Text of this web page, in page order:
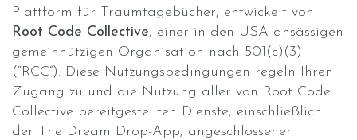
Plattform für Traumtagebücher, entwickelt von
Root Code Collective, einer in den USA ansässigen
gemeinnützigen Organisation nach 501(c)(3)
(“RCC”). Diese Nutzungsbedingungen regeln Ihren
Zugang zu und die Nutzung aller von Root Code
Collective bereitgestellten Dienste, einschließlich
der The Dream Drop-App, angeschlossener